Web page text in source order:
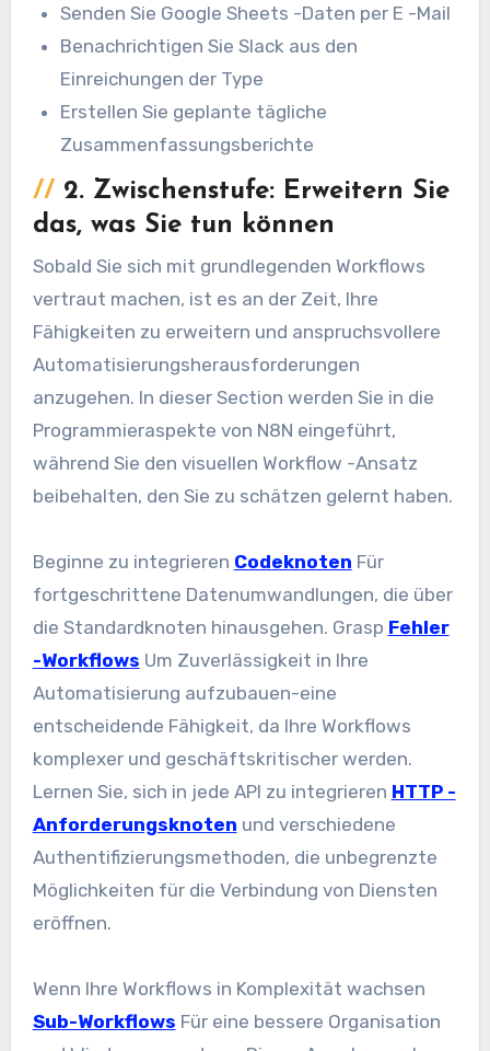
Senden Sie Google Sheets -Daten per E -Mail
Benachrichtigen Sie Slack aus den
Einreichungen der Type
Erstellen Sie geplante tägliche
Zusammenfassungsberichte
// 2. Zwischenstufe: Erweitern Sie
das, was Sie tun können
Sobald Sie sich mit grundlegenden Workflows
vertraut machen, ist es an der Zeit, Ihre
Fähigkeiten zu erweitern und anspruchsvollere
Automatisierungsherausforderungen
anzugehen. In dieser Section werden Sie in die
Programmieraspekte von N8N eingeführt,
während Sie den visuellen Workflow -Ansatz
beibehalten, den Sie zu schätzen gelernt haben.
Beginne zu integrieren Codeknoten Für
fortgeschrittene Datenumwandlungen, die über
die Standardknoten hinausgehen. Grasp Fehler
-Workflows Um Zuverlässigkeit in Ihre
Automatisierung aufzubauen-eine
entscheidende Fähigkeit, da Ihre Workflows
komplexer und geschäftskritischer werden.
Lernen Sie, sich in jede API zu integrieren HTTP -
Anforderungsknoten und verschiedene
Authentifizierungsmethoden, die unbegrenzte
Möglichkeiten für die Verbindung von Diensten
eröffnen.
Wenn Ihre Workflows in Komplexität wachsen
Sub-Workflows Für eine bessere Organisation